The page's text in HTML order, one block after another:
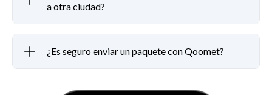
a otra ciudad?
¿Es seguro enviar un paquete con Qoomet?